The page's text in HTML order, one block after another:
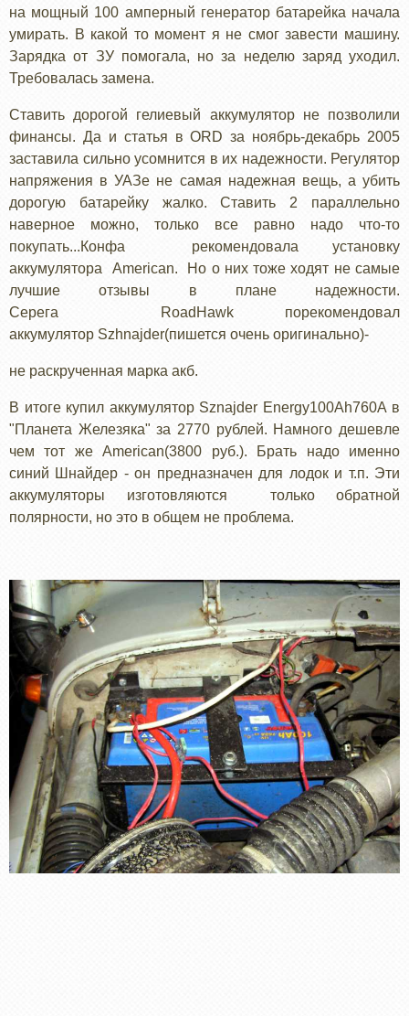
на мощный 100 амперный генератор батарейка начала
умирать. В какой то момент я не смог завести машину.
Зарядка от ЗУ помогала, но за неделю заряд уходил.
Требовалась замена.
Ставить дорогой гелиевый аккумулятор не позволили
финансы. Да и статья вORDза ноябрь-декабрь 2005
заставила сильно усомнится в их надежности. Регулятор
напряжения в УАЗе не самая надежная вещь, а убить
дорогую батарейку жалко. Ставить 2 параллельно
наверное можно, только все равно надо что-то
покупать...Конфа рекомендовала установку
аккумулятора American. Но о них тоже ходят не самые
лучшие отзывы в плане надежности.
Серега
RoadHawk порекомендовал
аккумулятор Szhnajder(пишется очень оригинально)-
не раскрученная марка акб.
В итоге купил аккумулятор Sznajder Energy100Ah760A в
"Планета Железяка" за 2770 рублей. Намного дешевле
чем тот жеAmerican(3800 руб.). Брать надо именно
синий Шнайдер - он предназначен для лодок и т.п. Эти
аккумуляторы изготовляются только обратной
полярности, но это в общем не проблема.